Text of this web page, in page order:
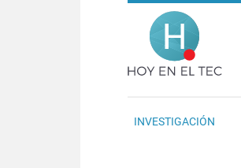
Pasar al contenido principal
INVESTIGACIÓN